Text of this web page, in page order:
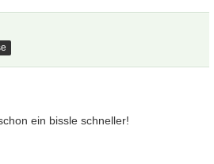
ein bissle schneller!